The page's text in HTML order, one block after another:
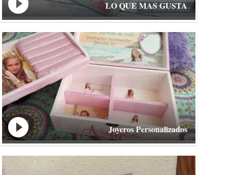
LO QUE MAS GUSTA
Joyeros Personalizados